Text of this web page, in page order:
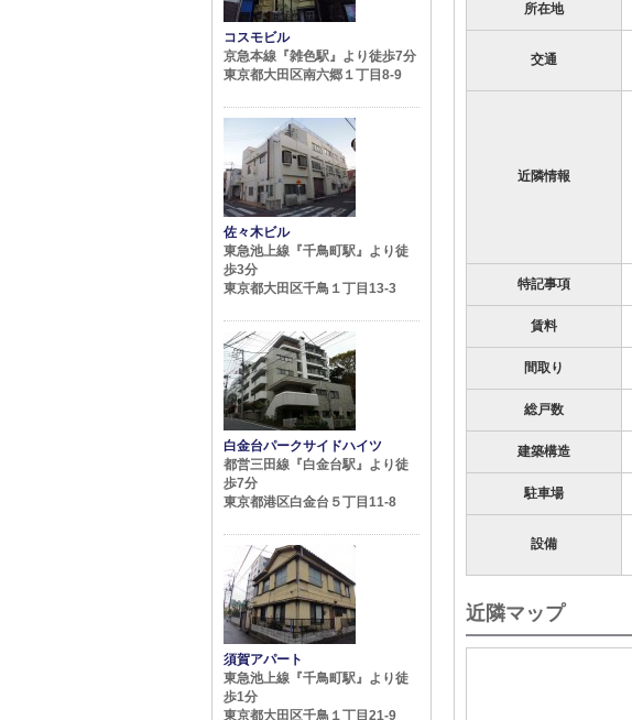
所在地
交通
近隣情報
特記事項
賃料
間取り
総戸数
建築構造
駐車場
設備
近隣マップ
コスモビル
京急本線『雑色駅』より徒歩7分
東京都大田区南六郷１丁目8-9
佐々木ビル
東急池上線『千鳥町駅』より徒
歩3分
東京都大田区千鳥１丁目13-3
白金台パークサイドハイツ
都営三田線『白金台駅』より徒
歩7分
東京都港区白金台５丁目11-8
須賀アパート
東急池上線『千鳥町駅』より徒
歩1分
東京都大田区千鳥１丁目21-9